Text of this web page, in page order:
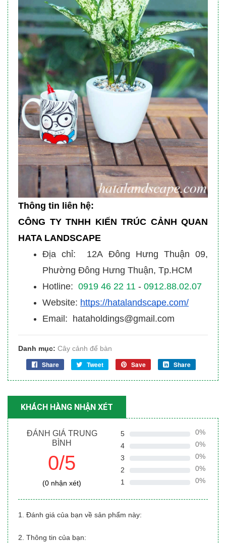
Thông tin liên hệ:
CÔNG TY TNHH KIẾN TRÚC CẢNH QUAN
HATA LANDSCAPE
Địa chỉ: 12A Đông Hưng Thuận 09,
Phường Đông Hưng Thuận, Tp.HCM
Hotline: 0919 46 22 11 - 0912.88.02.07
Website: https://hatalandscape.com/
Email: hataholdings@gmail.com
Danh mục: Cây cảnh để bàn
Share Tweet Save Share
KHÁCH HÀNG NHẬN XÉT
ĐÁNH GIÁ TRUNG
BÌNH
0/5
(0 nhận xét)
5
0%
4
0%
3
0%
2
0%
1
0%
1. Đánh giá của bạn về sản phẩm này:
2. Thông tin của bạn: